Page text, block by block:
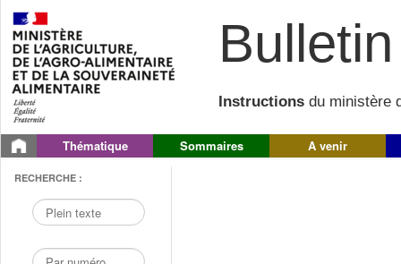
Instructions du ministère
Thématique Sommaires A venir
RECHERCHE :